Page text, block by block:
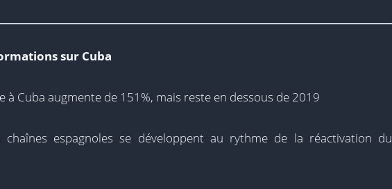
sur Cuba
à Cuba augmente de 151%, mais reste en dessous de 2019
chaînes espagnoles se développent au rythme de la réactivation du